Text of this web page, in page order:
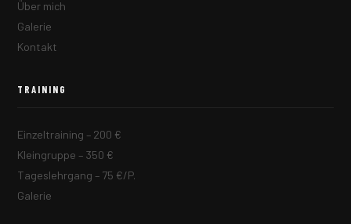
Über mich
Galerie
Kontakt
TRAINING
Einzeltraining – 200 €
Kleingruppe – 350 €
Tageslehrgang – 75 €/P.
Galerie